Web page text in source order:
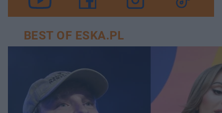
BEST OF ESKA.PL